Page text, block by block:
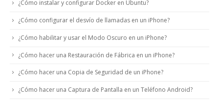
¿Cómo instalar y configurar Docker en Ubuntu?
¿Cómo configurar el desvío de llamadas en un iPhone?
¿Cómo habilitar y usar el Modo Oscuro en un iPhone?
¿Cómo hacer una Restauración de Fábrica en un iPhone?
¿Cómo hacer una Copia de Seguridad de un iPhone?
¿Cómo hacer una Captura de Pantalla en un Teléfono Android?